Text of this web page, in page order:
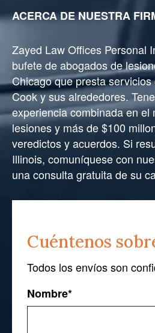
Cuéntenos
Todos los envíos son
Nombre*
ACERCA DE NUESTRA
Zayed Law Offices Personal
bufete de abogados de
Chicago que presta
Cook y sus alrededores.
experiencia combinada en el
lesiones y más de $100
veredictos y acuerdos. Si
Illinois, comuníquese con
una consulta gratuita de su